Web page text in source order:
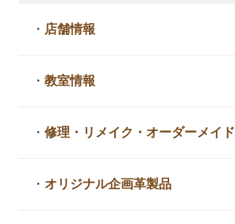
・ 店舗情報
・教室情報
・修理・リメイク・ オーダーメイド
・ オリジナル企画革製品